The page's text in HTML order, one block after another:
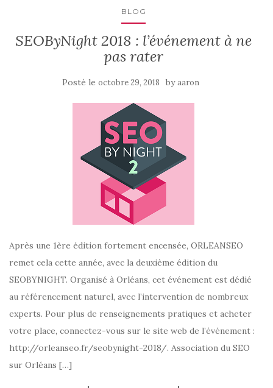
BLOG
SEOByNight 2018 : l’événement à ne
pas rater
Posté le octobre 29, 2018 byaaron
Après une 1ère édition fortement encensée, ORLEANSEO
remet cela cette année, avec la deuxième édition du
SEOBYNIGHT. Organisé à Orléans, cet événement est dédié
au référencement naturel, avec l’intervention de nombreux
experts. Pour plus de renseignements pratiques et acheter
votre place, connectez-vous sur le site web de l’événement :
http://orleanseo.fr/seobynight-2018/. Association du SEO
sur Orléans […]